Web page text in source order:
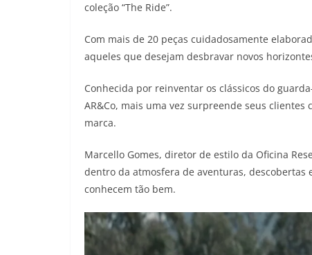
t
s
p
p
e
g
a
b
o
t
r
L
n
coleção “The Ride”.
Com mais de 20 peças cuidadosamente
aqueles que desejam desbravar novos
Conhecida por reinventar os clássicos do
AR&Co, mais uma vez surpreende seus
marca.
Marcello Gomes, diretor de estilo da Oficina
dentro da atmosfera de aventuras, descobertas
conhecem tão bem.